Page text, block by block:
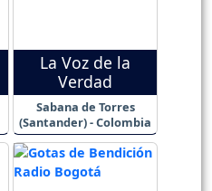
La Voz de la
Verdad
Sabana de Torres
(Santander) - Colombia